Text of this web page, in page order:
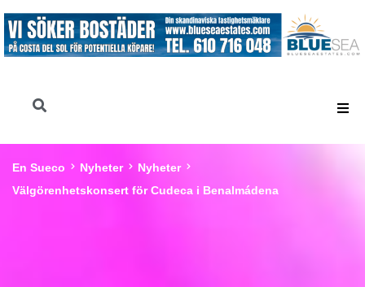
En Sueco Nyheter
Nyheter
Välgörenhetskonsert för Cudeca i Benalmádena